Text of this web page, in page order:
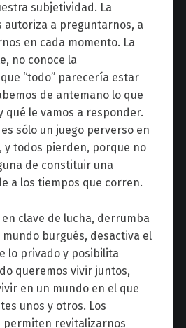
subjetividad. La
a preguntarnos, a
en cada momento. La
no conoce la
“todo” parecería estar
de antemano lo que
qué le vamos a responder.
sólo un juego perverso en
y todos pierden, porque no
de constituir una
a los tiempos que corren.
clave de lucha, derrumba
burgués, desactiva el
lo privado y posibilita
queremos vivir juntos,
en un mundo en el que
unos y otros. Los
permiten revitalizarnos